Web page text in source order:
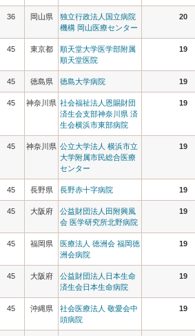
36 岡山県
独立行政法人国立病院
機構 岡山医療センター
20
45 東京都
順天堂大学医学部附属
順天堂医院
19
45 徳島県 徳島大学病院 19
45 神奈川県 社会福祉法人恩賜財団
済生会支部神奈川県 済
生会横浜市東部病院
19
45 神奈川県 公立大学法人 横浜市立
大学附属市民総合医療
センター
19
45 長野県 長野赤十字病院 19
45 大阪府
公益財団法人田附興風
会 医学研究所北野病院
19
45 福岡県
医療法人 徳洲会 福岡徳
洲会病院
19
45 大阪府
公益財団法人日本生命
済生会日本生命病院
19
45 沖縄県
社会医療法人 敬愛会中
頭病院
19